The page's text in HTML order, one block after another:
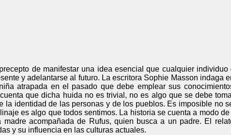
de manifestar una idea esencial que cualquier
y adelantarse al futuro. La escritora Sophie Masson indaga
atrapada en el pasado que debe emplear sus
que dicha huida no es trivial, no es algo que se debe
la identidad de las personas y de los pueblos. Es imposible no
es algo que todos sentimos. La historia se cuenta a modo
acompañada de Rufus, quien busca a un padre. El
y su influencia en las culturas actuales.